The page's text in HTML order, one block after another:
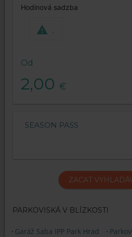
Hodinová sadzba
.
Od
2,00 €
SEASON PASS
ZACAT
PARKOVISKÁ V BLÍZKOSTI
Garáž Saba IPP Park Hrad